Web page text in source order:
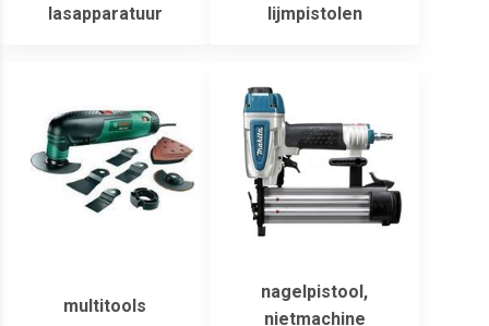
lasapparatuur lijmpistolen
multitools
nagelpistool,
nietmachine